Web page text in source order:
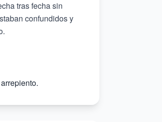
tras fecha sin
confundidos y